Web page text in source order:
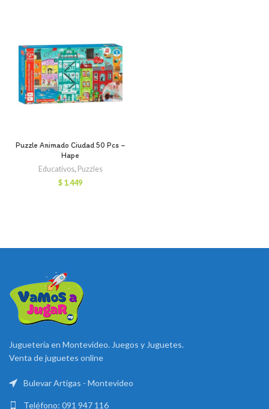
Puzzle Animado Ciudad 50 Pcs –
Hape
Educativos, Puzzles
$ 1.449
Juguetería en Montevideo. Juegos y Juguetes.
Venta de juguetes online
Bulevar Artigas - Montevideo
Teléfono: 091 947 116